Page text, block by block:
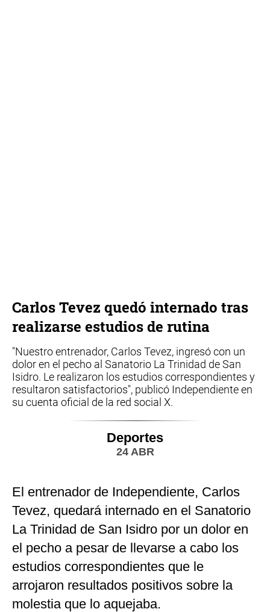
Carlos Tevez quedó internado tras
realizarse estudios de rutina
"Nuestro entrenador, Carlos Tevez, ingresó con un
dolor en el pecho al Sanatorio La Trinidad de San
Isidro. Le realizaron los estudios correspondientes y
resultaron satisfactorios", publicó Independiente en
su cuenta oficial de la red social X.
Deportes
24 ABR
El entrenador de Independiente, Carlos
Tevez, quedará internado en el Sanatorio
La Trinidad de San Isidro por un dolor en
el pecho a pesar de llevarse a cabo los
estudios correspondientes que le
arrojaron resultados positivos sobre la
molestia que lo aquejaba.